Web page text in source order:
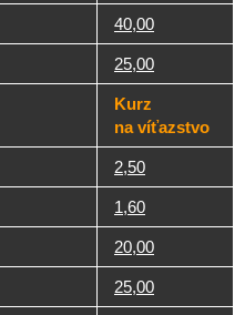
40,00
25,00
Kurz
na víťazstvo
2,50
1,60
20,00
25,00